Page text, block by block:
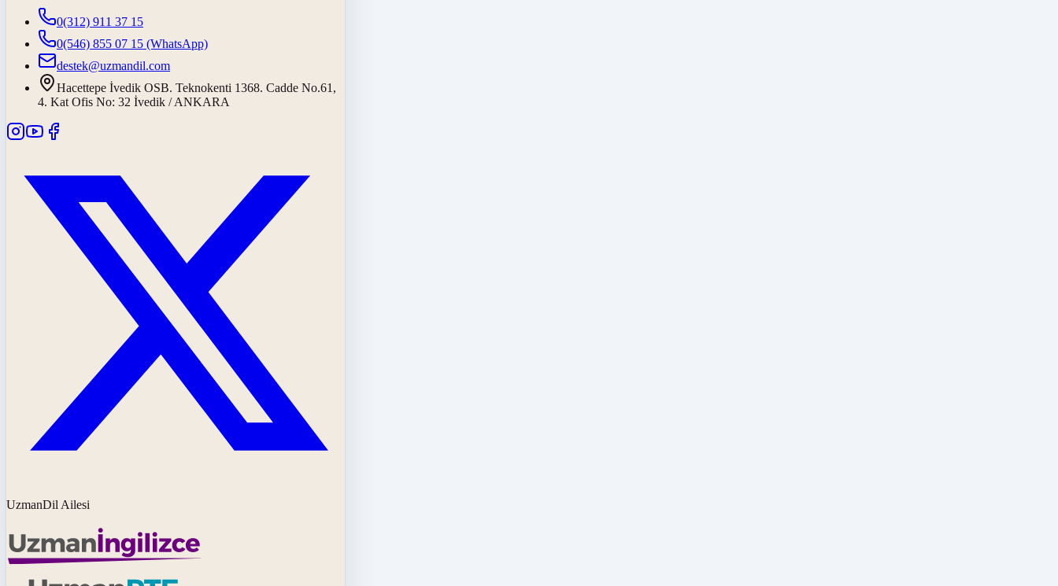
0(312) 911 37 15
0(546) 855 07 15 (WhatsApp)
destek@uzmandil.com
Hacettepe İvedik OSB. Teknokenti 1368. Cadde No.61,
4. Kat Ofis No: 32 İvedik / ANKARA
UzmanDil Ailesi